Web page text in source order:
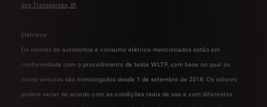
dos Transportes, IP.
Elétricos
Os valores de autonomia e consumo elétrico mencionados estão em
conformidade com o procedimento de teste WLTP, com base no qual os
novos veículos são homologados desde 1 de setembro de 2018. Os valores
podem variar de acordo com as condições reais de uso e com diferentes